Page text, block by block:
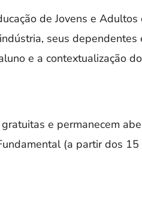
de Jovens e
seus
e a contextualização
e permanecem
(a partir dos